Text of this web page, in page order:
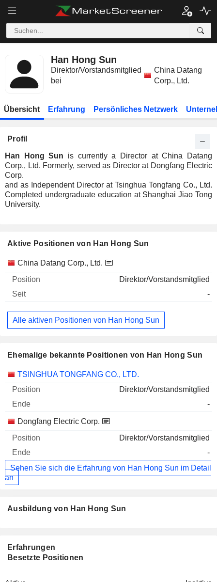
Han Hong Sun
Direktor/Vorstandsmitglied
bei
China Datang
Corp., Ltd.
Übersicht Erfahrung Persönliches Netzwerk
Profil
Han Hong Sun is currently a Director at China Datang
Corp., Ltd. Formerly, served as Director at Dongfang Electric
Corp.
and as Independent Director at Tsinghua Tongfang Co., Ltd.
Completed undergraduate education at Shanghai Jiao Tong
University.
Aktive Positionen von Han Hong Sun
Unternehmen Position Beginn
China Datang Corp., Ltd.
Direktor/Vorstandsmitglied
-
Alle aktiven Positionen von Han Hong Sun
Ehemalige bekannte Positionen von Han Hong Sun
Unternehmen Position Ende
TSINGHUA TONGFANG CO., LTD.
Direktor/Vorstandsmitglied
-
Dongfang Electric Corp.
Direktor/Vorstandsmitglied
-
Sehen Sie sich die Erfahrung von Han Hong Sun im Detail
an
Ausbildung von Han Hong Sun
Erfahrungen
Besetzte Positionen